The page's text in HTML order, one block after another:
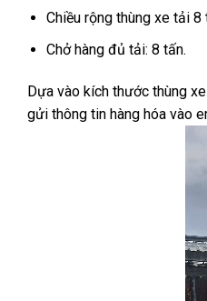
Chiều rộng thùng xe tải 8
Chở hàng đủ tải: 8 tấn.
Dựa vào kích thước thùng
gửi thông tin hàng hóa vào